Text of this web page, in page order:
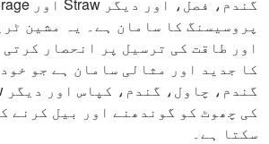
پروسیسنگ کا سامان ہے۔ یہ مشین
اور طاقت کی ترسیل پر انحصار
کا جدید اور مثالی سامان ہے جو
کی چھوٹ کو گوندھنے اور بیل کرنے
سکتا ہے۔